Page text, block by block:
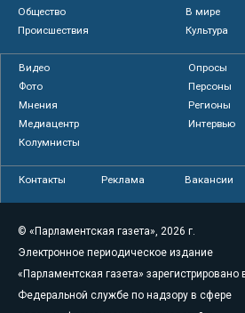
Общество
В мире
Происшествия
Культура
Видео
Опросы
Фото
Персоны
Мнения
Регионы
Медиацентр
Интервью
Колумнисты
Контакты Реклама Вакансии
© «Парламентская газета», 2026 г.
Электронное периодическое издание
«Парламентская газета» зарегистрировано
Федеральной службе по надзору в сфере